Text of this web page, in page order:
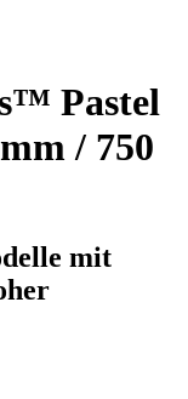
Pastel
/ 750
mit